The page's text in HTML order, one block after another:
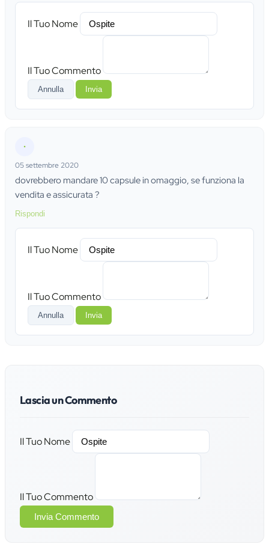
Il Tuo Nome
Il Tuo Commento
Annulla Invia
•
05 settembre 2020
dovrebbero mandare 10 capsule in omaggio, se funziona la
vendita e assicurata ?
Rispondi
Il Tuo Nome
Il Tuo Commento
Annulla Invia
Lascia un Commento
Il Tuo Nome
Il Tuo Commento
Invia Commento